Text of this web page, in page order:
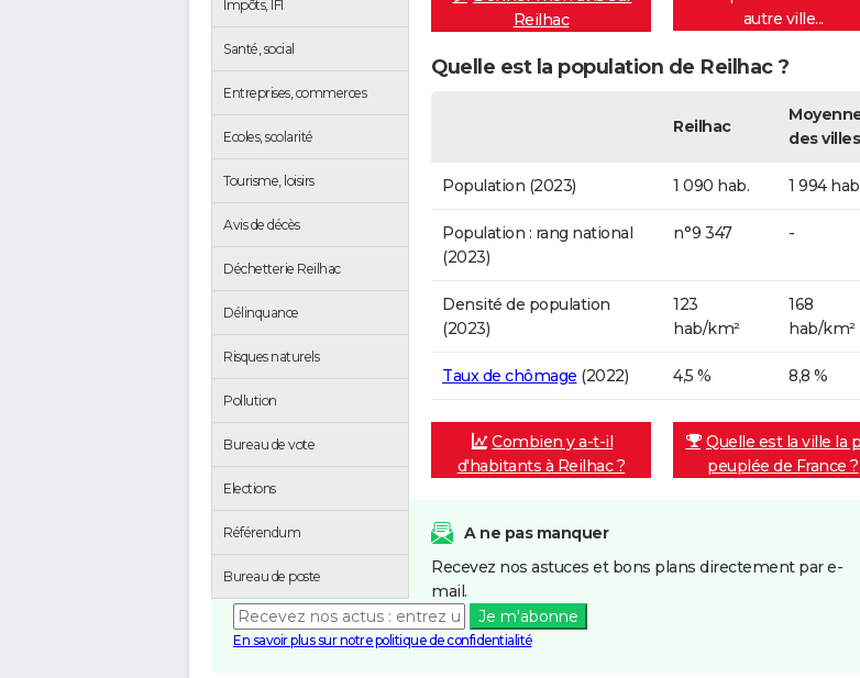
Impôts, IFI
Santé, social
Entreprises, commerces
Ecoles, scolarité
Tourisme, loisirs
Avis de décès
Déchetterie Reilhac
Délinquance
Risques naturels
Pollution
Bureau de vote
Elections
Référendum
Bureau de poste
Reilhac
autre ville...
Quelle est la population de Reilhac ?
Reilhac
des villes
Population (2023) 1 090 hab. 1 994
Population : rang national
(2023)
n°9 347 -
Densité de population
(2023)
123
hab/km²
168
hab/km²
Taux de chômage (2022) 4,5 % 8,8 %
Combien y a-t-il
d'habitants à Reilhac ?
Quelle est la ville la
peuplée de France ?
A ne pas manquer
Recevez nos astuces et bons plans directement par e-
mail.
Je m'abonne
En savoir plus sur notre politique de confidentialité